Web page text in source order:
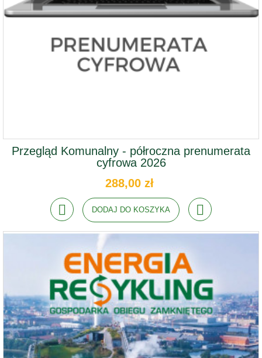
Przegląd Komunalny - półroczna prenumerata
cyfrowa 2026
288,00 zł
DODAJ DO KOSZYKA